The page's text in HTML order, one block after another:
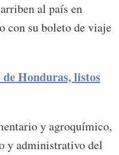
al país en
con su boleto de viaje
Honduras, listos
y agroquímico,
y administrativo del